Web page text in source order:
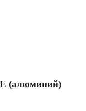
(алюминий)